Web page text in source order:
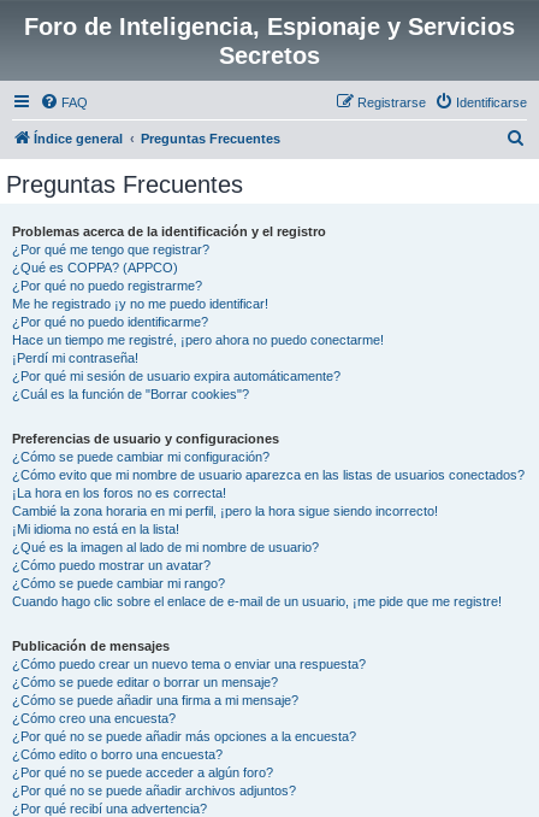
Foro de Inteligencia, Espionaje y Servicios
Secretos
FAQ Identificarse
Registrarse
Índice general Preguntas Frecuentes
Preguntas Frecuentes
Problemas acerca de la identificación y el registro
¿Por qué me tengo que registrar?
¿Qué es COPPA? (APPCO)
¿Por qué no puedo registrarme?
Me he registrado ¡y no me puedo identificar!
¿Por qué no puedo identificarme?
Hace un tiempo me registré, ¡pero ahora no puedo conectarme!
¡Perdí mi contraseña!
¿Por qué mi sesión de usuario expira automáticamente?
¿Cuál es la función de "Borrar cookies"?
Preferencias de usuario y configuraciones
¿Cómo se puede cambiar mi configuración?
¿Cómo evito que mi nombre de usuario aparezca en las listas de usuarios conectados?
¡La hora en los foros no es correcta!
Cambié la zona horaria en mi perfil, ¡pero la hora sigue siendo incorrecto!
¡Mi idioma no está en la lista!
¿Qué es la imagen al lado de mi nombre de usuario?
¿Cómo puedo mostrar un avatar?
¿Cómo se puede cambiar mi rango?
Cuando hago clic sobre el enlace de e-mail de un usuario, ¡me pide que me registre!
Publicación de mensajes
¿Cómo puedo crear un nuevo tema o enviar una respuesta?
¿Cómo se puede editar o borrar un mensaje?
¿Cómo se puede añadir una firma a mi mensaje?
¿Cómo creo una encuesta?
¿Por qué no se puede añadir más opciones a la encuesta?
¿Cómo edito o borro una encuesta?
¿Por qué no se puede acceder a algún foro?
¿Por qué no se puede añadir archivos adjuntos?
¿Por qué recibí una advertencia?